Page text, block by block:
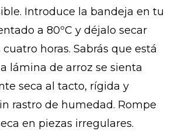
Introduce la bandeja en tu
a 80ºC y déjalo secar
horas. Sabrás que está
lámina de arroz se sienta
seca al tacto, rígida y
rastro de humedad. Rompe
en piezas irregulares.